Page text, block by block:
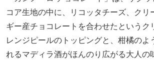
コア生地の中に、リコッタチーズ、クリ
ギー産チョコレートを合わせたというク
レンジピールのトッピングと、柑橘のよ
れるマディラ酒がほんのり広がる大人の